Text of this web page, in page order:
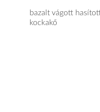
bazalt vágott
kockakő